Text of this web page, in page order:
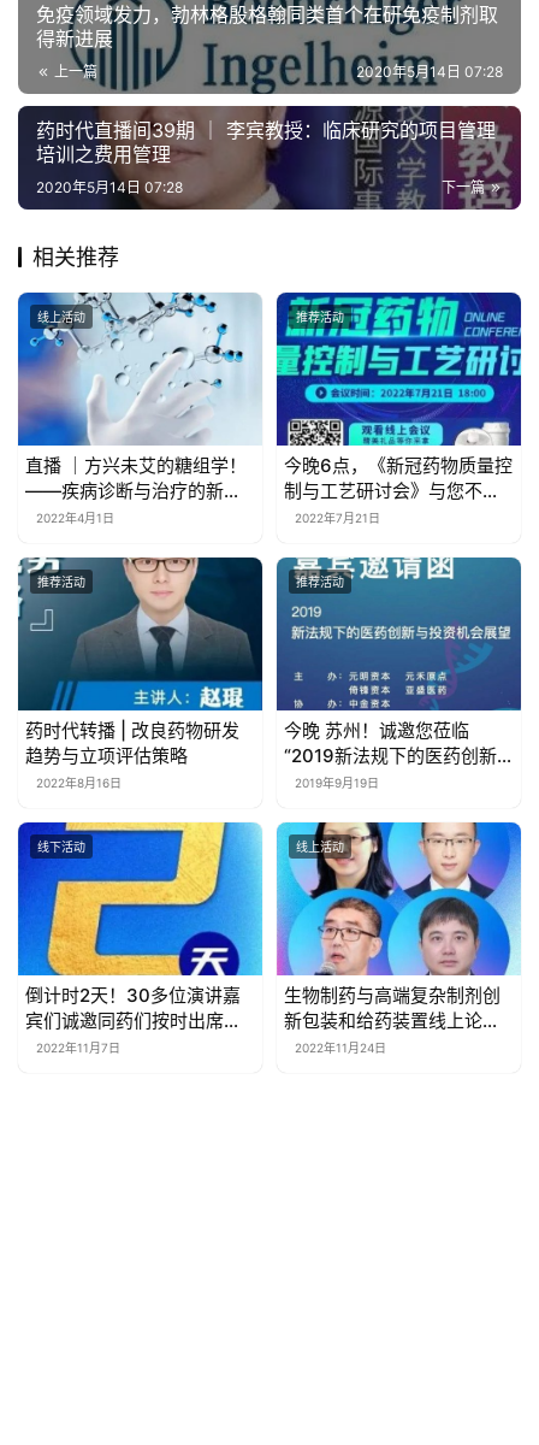
药时代直播间39期 ｜ 李宾教授：临床研究的项目管理
培训之费用管理
下一篇
2020年5月14日 07:28
相关推荐
直播 ｜方兴未艾的糖组学！
——疾病诊断与治疗的新兴
靶点2022年4月1日
今晚6点，《新冠药物质量控
制与工艺研讨会》与您不见
不散
2022年7月21日
推荐活动
药时代转播 | 改良药物研发
趋势与立项评估策略
2022年8月16日
推荐活动
今晚 苏州！诚邀您莅临
“2019新法规下的医药创新
与投融资机会展望”！
2019年9月19日
线下活动
倒计时2天！30多位演讲嘉
宾们诚邀同药们按时出席盛
会！
2022年11月7日
线上活动
生物制药与高端复杂制剂创
新包装和给药装置线上论坛 |
药时代直播间第126期
2022年11月24日